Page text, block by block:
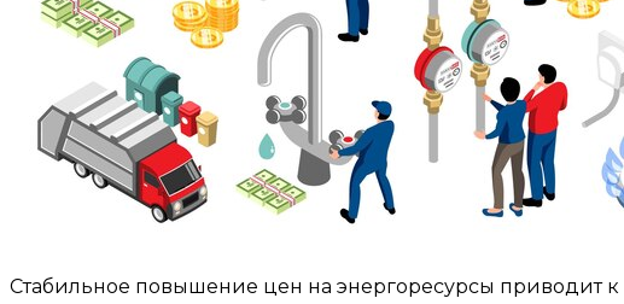
Стабильное повышение цен на энергоресурсы приводит